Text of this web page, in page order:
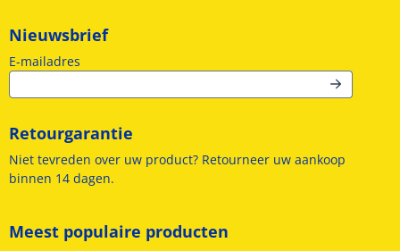
Nieuwsbrief
E-mailadres
Retourgarantie
Niet tevreden over uw product? Retourneer uw aankoop
binnen 14 dagen.
Meest populaire producten